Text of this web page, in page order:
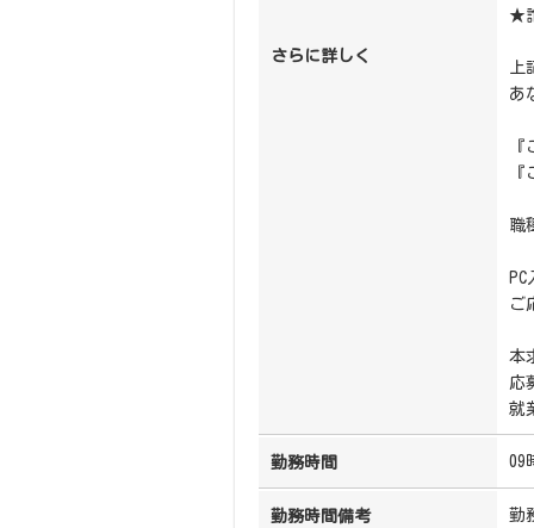
さらに詳しく
★
上
あ
職
ご
本
応
就
勤務時間 09
勤務時間備考 勤